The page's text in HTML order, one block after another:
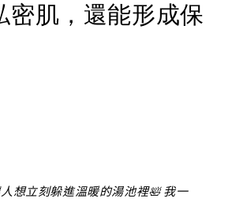
密肌，還能形成保
想立刻躲進溫暖的湯池裡🛀 我一